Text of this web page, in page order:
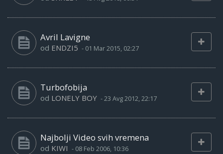
Avril Lavigne
od ENDZI5 - 01 Mar 2015, 02:27
Turbofobija
od LONELY BOY -23 Avg 2012, 22:17
Najbolji Video svih vremena
od KIWI - 08 Feb 2006, 10:36